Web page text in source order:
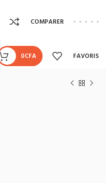
COMPARER
0CFA FAVORIS